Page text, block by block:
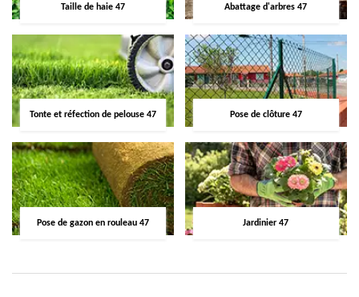
Taille de haie 47 Abattage d'arbres 47
Tonte et réfection de pelouse 47 Pose de clôture 47
Pose de gazon en rouleau 47 Jardinier 47